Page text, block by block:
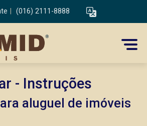
(016) 2111-8888
- Instruções
aluguel de imóveis